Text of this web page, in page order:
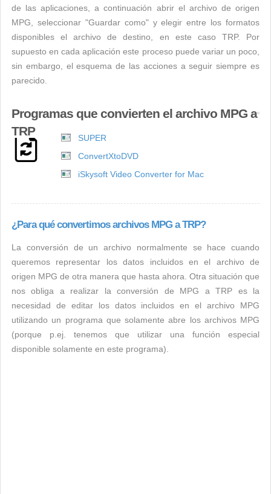
de las aplicaciones, a continuación abrir el archivo de origen
MPG, seleccionar "Guardar como" y elegir entre los formatos
disponibles el archivo de destino, en este caso TRP. Por
supuesto en cada aplicación este proceso puede variar un poco,
sin embargo, el esquema de las acciones a seguir siempre es
parecido.
Programas que convierten el archivo MPG a
TRP
SUPER
ConvertXtoDVD
iSkysoft Video Converter for Mac
¿Para qué convertimos archivos MPG a TRP?
La conversión de un archivo normalmente se hace cuando
queremos representar los datos incluidos en el archivo de
origen MPG de otra manera que hasta ahora. Otra situación que
nos obliga a realizar la conversión de MPG a TRP es la
necesidad de editar los datos incluidos en el archivo MPG
utilizando un programa que solamente abre los archivos MPG
(porque p.ej. tenemos que utilizar una función especial
disponible solamente en este programa).